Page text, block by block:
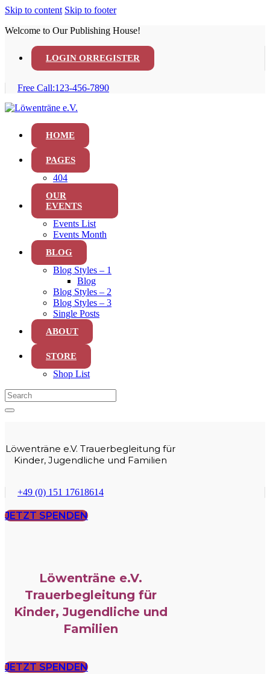
Skip to content Skip to footer
Welcome to Our Publishing House!
LOGIN ORREGISTER
Free Call:123-456-7890
HOME
PAGES
404
OUR
EVENTS
Events List
Events Month
BLOG
Blog Styles – 1
Blog
Blog Styles – 2
Blog Styles – 3
Single Posts
ABOUT
STORE
Shop List
Löwenträne e.V. Trauerbegleitung für
Kinder, Jugendliche und Familien
+49 (0) 151 17618614
JETZT SPENDEN
Löwenträne e.V.
Trauerbegleitung für
Kinder, Jugendliche und
Familien
JETZT SPENDEN